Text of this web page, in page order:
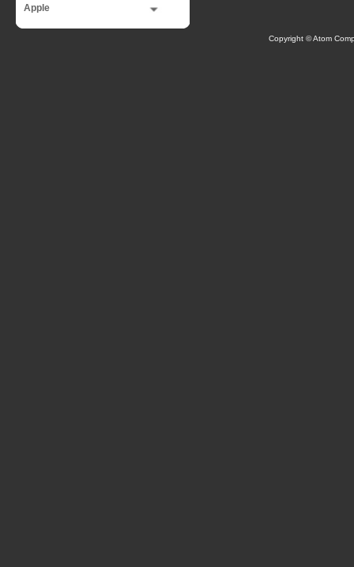
Apple
Copyright © Atom